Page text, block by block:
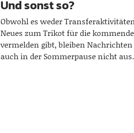
Und sonst so?
Obwohl es weder
Neues zum Trikot für die
vermelden gibt, bleiben
auch in der Sommerpause nicht aus.